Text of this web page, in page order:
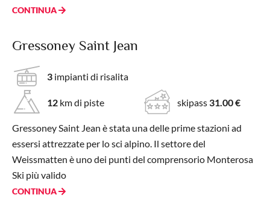
CONTINUA
Gressoney Saint Jean
3 impianti di risalita
12 km di piste skipass 31.00 €
Gressoney Saint Jean è stata una delle prime stazioni ad
essersi attrezzate per lo sci alpino. Il settore del
Weissmatten è uno dei punti del comprensorio Monterosa
Ski più valido
CONTINUA